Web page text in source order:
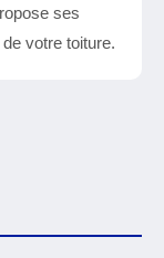
ses
votre toiture.